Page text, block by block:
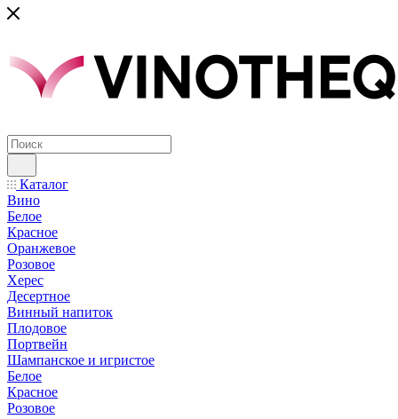
Каталог
Вино
Белое
Красное
Оранжевое
Розовое
Херес
Десертное
Винный напиток
Плодовое
Портвейн
Шампанское и игристое
Белое
Красное
Розовое